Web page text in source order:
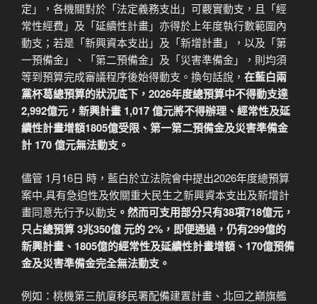
定」，各機關對於「法定義務支出」可覈實動支，且「經
常性經費」及「延續性計畫」亦得於上年度執行數範圍內
動支；若是「新興資本支出」及「新增計畫」，以及「第
一預備金」、「第二預備金」及「災害準備金」，則均須
等到預算完成審議程序後始得動支。換句話說， 在藍白兩
黨杯葛總預算的狀況底下，2026年度總預算中不得動支達
2,992億元，新興計畫 1,017 億元將不得辦理、經常性及延
續性計畫增額1805億受限、第一第二預備金及災害準備金
計 170 億元無法動支。
儘管 1月16日 時，藍白於立法院會中提出2026年度總預算
案中,具有急迫性及攸關重大民生之新興資本支出及新增計
畫同意先行予以動支 。然而可支用部分只有38項718億元，
只占總預算 3兆350億 元的 2%，即便通過，仍有299億的
新興計畫、1805億的經常性及延續性計畫增額、170億預備
金及災害準備金完全無法動支。
例如：桃機第三航廈移民署配備建置計畫、北回之巔旗艦